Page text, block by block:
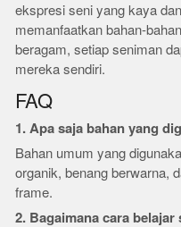
ekspresi seni yang kaya
memanfaatkan bahan-
beragam, setiap seniman
mereka sendiri.
FAQ
1. Apa saja bahan yang
Bahan umum yang
organik, benang berwarna,
frame.
2. Bagaimana cara